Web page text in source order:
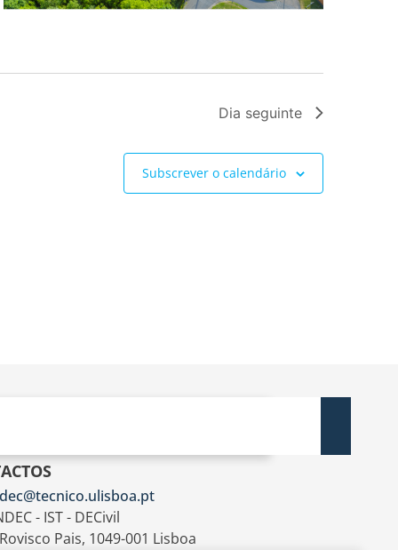
Dia seguinte
Subscrever o calendário
- IST - DECivil
Pais, 1049-001 Lisboa